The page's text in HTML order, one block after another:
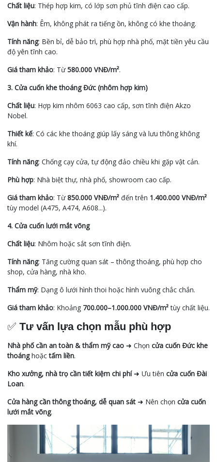
Chất liệu: Thép hợp kim, có lớp sơn phủ tĩnh điện cao cấp.
Vận hành: Êm, không phát ra tiếng ồn, không có khe thoáng.
Tính năng: Bền bỉ, dễ bảo trì, phù hợp nhà phố, mặt tiền yêu cầu
độ yên tĩnh cao.
Giá tham khảo: Từ580.000 VNĐ/m².
3. Cửa cuốn khe thoáng Đức (nhôm hợp kim)
Chất liệu: Hợp kim nhôm 6063 cao cấp, sơn tĩnh điện Akzo
Nobel.
Thiết kế: Có các khe thoáng giúp lấy sáng và lưu thông không
khí.
Tính năng: Chống cạy cửa, tự động đảo chiều khi gặp vật cản.
Phù hợp: Nhà biệt thự, nhà phố, showroom cao cấp.
Giá tham khảo: Từ850.000 VNĐ/m² đến trên 1.400.000 VNĐ/m²
tùy model (A475, A474, A608...).
4. Cửa cuốn lưới mắt võng
Chất liệu: Nhôm hoặc sắt sơn tĩnh điện.
Tính năng: Tăng cường quan sát – thông thoáng, phù hợp cho
shop, cửa hàng, nhà kho.
Thẩm mỹ: Dạng ô lưới hình thoi hoặc hình vuông chắc chắn.
Giá tham khảo: Khoảng 700.000–1.000.000 VNĐ/m²tùy chất liệu.
✅ Tư vấn lựa chọn mẫu phù hợp
Nhà phố cần an toàn & thẩm mỹ cao ➜ Chọn cửa cuốn Đức khe
thoánghoặctấm liền.
Kho xưởng, nhà trọ cần tiết kiệm chi phí➜ Ưu tiên cửa cuốn Đài
Loan.
Cửa hàng cần thông thoáng, dễ quan sát ➜ Nên chọn cửa cuốn
lưới mắt võng.